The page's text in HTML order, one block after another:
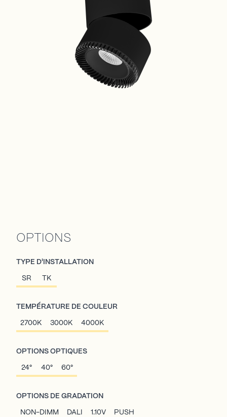
OPTIONS
TYPE D'INSTALLATION
SR TK
TEMPÉRATURE DE COULEUR
2700K 3000K 4000K
OPTIONS OPTIQUES
24° 40° 60°
OPTIONS DE GRADATION
NON-DIMM DALI 1.10V PUSH